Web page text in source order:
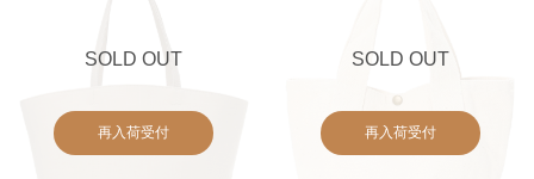
SOLD OUT
再入荷受付
SOLD OUT
再入荷受付